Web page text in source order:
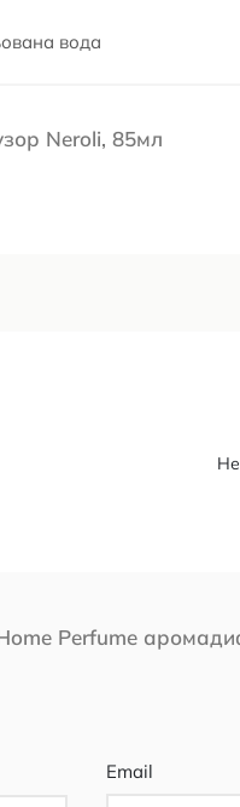
вода
Neroli, 85мл
Perfume
Email